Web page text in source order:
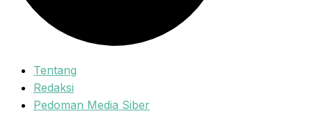
Tentang
Redaksi
Pedoman Media Siber